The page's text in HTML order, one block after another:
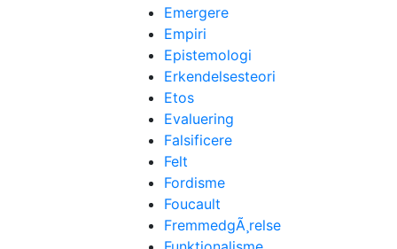
Emergere
Empiri
Epistemologi
Erkendelsesteori
Etos
Evaluering
Falsificere
Felt
Fordisme
Foucault
FremmedgÃ¸relse